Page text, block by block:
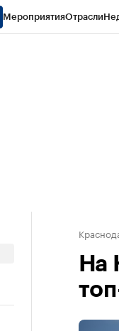
МероприятияОтрасли
На